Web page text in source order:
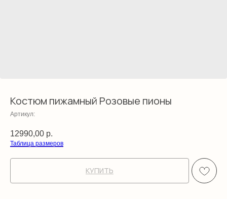
Костюм пижамный Розовые пионы
Артикул:
12990,00 р.
Таблица размеров
КУПИТЬ